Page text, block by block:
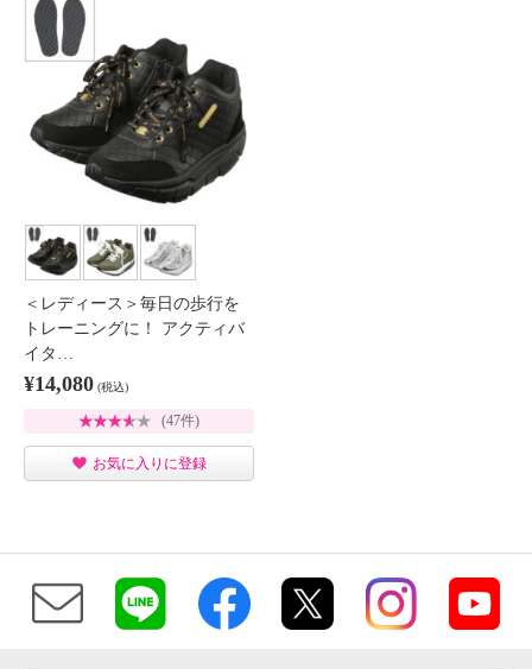
＜レディース＞毎日の歩行を
トレーニングに！ アクティバ
イタ…
¥14,080 (税込)
(47件)
お気に入りに登録